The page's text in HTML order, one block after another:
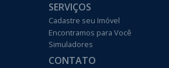
SERVIÇOS
Cadastre seu Imóvel
Encontramos para Você
Simuladores
CONTATO